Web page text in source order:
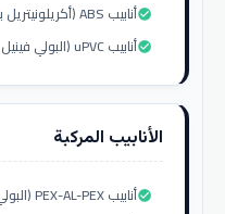
أنابيب ABS (أكريلونيتريل بوتادين ستايرين)check_circle
أنابيب uPVC (البولي فينيل كلوريد غير الملدن)check_circle
الأنابيب المركبة
أنابيب PEX-AL-PEX (البولي إيثيلين المتشابك مع الألومنيوم)check_circle